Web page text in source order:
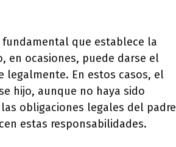
fundamental que establece la
en ocasiones, puede darse el
legalmente. En estos casos, el
hijo, aunque no haya sido
obligaciones legales del padre
estas responsabilidades.